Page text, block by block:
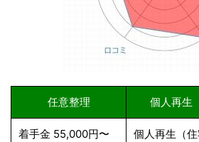
任意整理 個人再生
着手金 55,000円〜
個人再生（